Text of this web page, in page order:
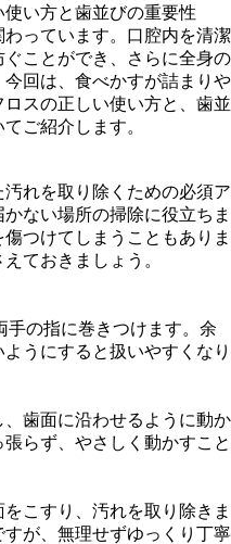
い方と歯並びの重要性
っています。口腔内を清潔
ことができ、さらに全身の
回は、食べかすが詰まりや
スの正しい使い方と、歯並
ご紹介します。
れを取り除くための必須ア
ない場所の掃除に役立ちま
つけてしまうこともありま
ておきましょう。
手の指に巻きつけます。余
うにすると扱いやすくなり
歯面に沿わせるように動か
らず、やさしく動かすこと
こすり、汚れを取り除きま
が、無理せずゆっくり丁寧